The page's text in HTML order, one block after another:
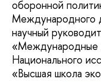
оборонной
Международного
научный
«Международные
Национального
«Высшая школа